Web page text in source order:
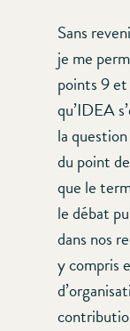
Sans
je me
points 9 et
qu’IDEA
la
du point
que le
le débat
dans nos
y compris